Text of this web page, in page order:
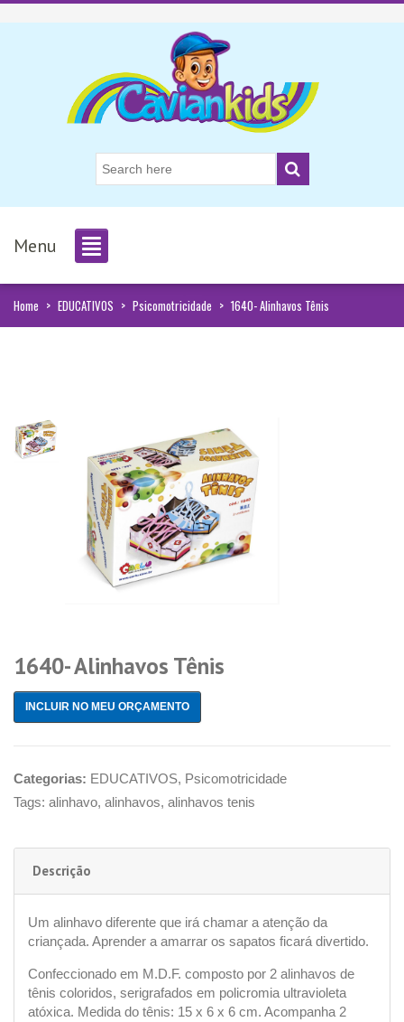
Menu
Home > EDUCATIVOS > Psicomotricidade > 1640- Alinhavos Tênis
1640- Alinhavos Tênis
INCLUIR NO MEU ORÇAMENTO
Categorias: EDUCATIVOS, Psicomotricidade
Tags: alinhavo, alinhavos, alinhavos tenis
Descrição
Um alinhavo diferente que irá chamar a atenção da
criançada. Aprender a amarrar os sapatos ficará divertido.
Confeccionado em M.D.F. composto por 2 alinhavos de
tênis coloridos, serigrafados em policromia ultravioleta
atóxica. Medida do tênis: 15 x 6 x 6 cm. Acompanha 2